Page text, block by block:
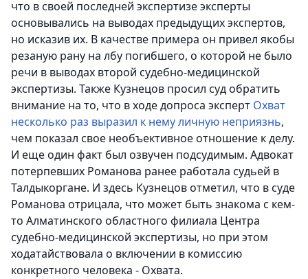
что в своей последней экспертизе эксперты
основывались на выводах предыдущих экспертов,
но исказив их. В качестве примера он привел якобы
резаную рану на лбу погибшего, о которой не было
речи в выводах второй судебно-медицинской
экспертизы. Также Кузнецов просил суд обратить
внимание на то, что в ходе допроса эксперт Охват
несколько раз выразил к нему личную неприязнь,
чем показал свое необъективное отношение к делу.
И еще один факт был озвучен подсудимым. Адвокат
потерпевших Романова ранее работала судьей в
Талдыкоргане. И здесь Кузнецов отметил, что в суде
Романова отрицала, что может быть знакома с кем-
то Алматинского областного филиала Центра
судебно-медицинской экспертизы, но при этом
ходатайствовала о включении в комиссию
конкретного человека - Охвата.